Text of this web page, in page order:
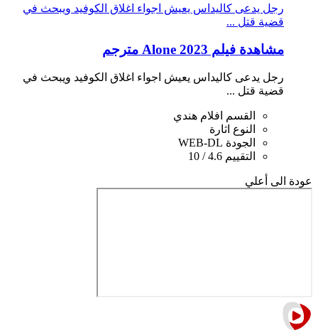
رجل يدعى كاليداس يعيش اجواء اغلاق الكوفيد ويبحث في
قضية قتل ...
مشاهدة فيلم Alone 2023 مترجم
رجل يدعى كاليداس يعيش اجواء اغلاق الكوفيد ويبحث في
قضية قتل ...
القسم
افلام هندي
النوع اثارة
الجودة WEB-DL
التقييم 4.6 / 10
عودة الى أعلي